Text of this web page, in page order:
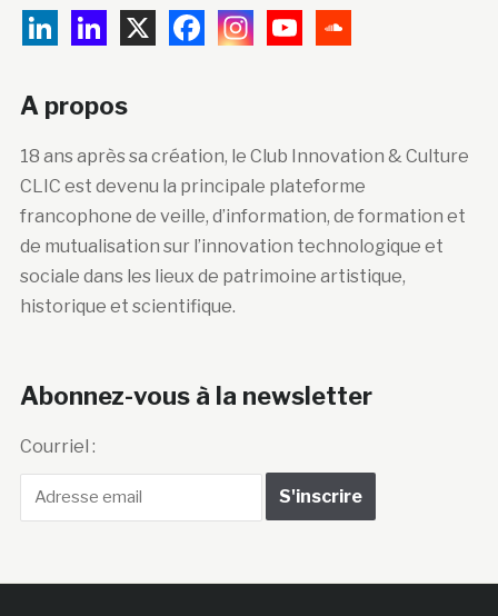
A propos
18 ans après sa création, le Club Innovation & Culture
CLIC est devenu la principale plateforme
francophone de veille, d’information, de formation et
de mutualisation sur l’innovation technologique et
sociale dans les lieux de patrimoine artistique,
historique et scientifique.
Abonnez-vous à la newsletter
Courriel :